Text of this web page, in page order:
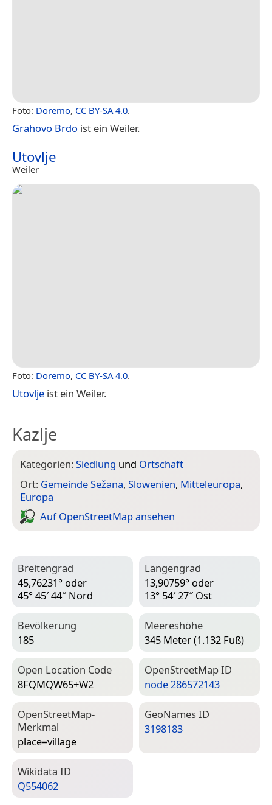
Foto: Doremo, CC BY-SA 4.0.
Grahovo Brdo ist ein Weiler.
Utovlje
Weiler
Foto: Doremo, CC BY-SA 4.0.
Utovlje ist ein Weiler.
Kazlje
Kategorien:Siedlung und Ortschaft
Ort: Gemeinde Sežana, Slowenien, Mitteleuropa,
Europa
Auf Open­Street­Map ansehen
Breitengrad
45,76231° oder
45° 45′ 44″ Nord
Längengrad
13,90759° oder
13° 54′ 27″ Ost
Bevölkerung
185
Meereshöhe
345 Meter (1.132 Fuß)
Open Location Code
8FQMQW65+W2
Open­Street­Map ID
node 286572143
Open­Street­Map-
Merkmal
place=­village
Geo­Names ID
3198183
Wiki­data ID
Q554062